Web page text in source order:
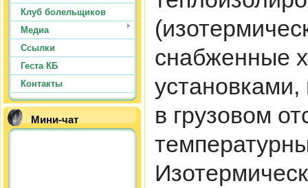
Клуб болельщиков
Медиа
Ссылки
Геста КБ
Контакты
Мини-чат
снабженные
в грузовом